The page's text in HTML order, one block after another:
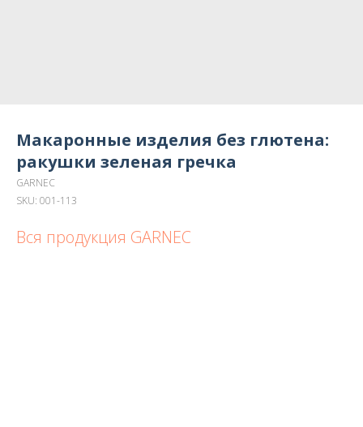
Макаронные изделия без глютена:
ракушки зеленая гречка
GARNEC
SKU: 001-113
Вся продукция GARNEC